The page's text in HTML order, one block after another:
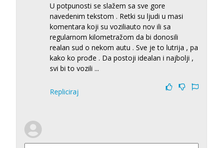
U potpunosti se slažem sa sve gore
navedenim tekstom . Retki su ljudi u masi
komentara koji su voziliauto nov ili sa
regularnom kilometražom da bi donosili
realan sud o nekom autu . Sve je to lutrija , pa
kako ko prođe . Da postoji idealan i najbolji ,
svi bi to vozili ...
Repliciraj